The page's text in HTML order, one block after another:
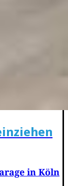
in Köln